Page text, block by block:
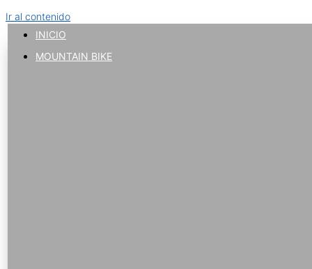
Ir al contenido
INICIO
MOUNTAIN BIKE